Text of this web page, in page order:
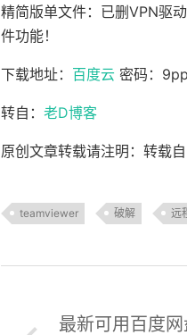
精简版单文件：已删VPN驱
件功能！
下载地址： 百度云 密码：
转自： 老D博客
原创文章转载请注明：转载自
teamviewer 破解 远
最新可用百度